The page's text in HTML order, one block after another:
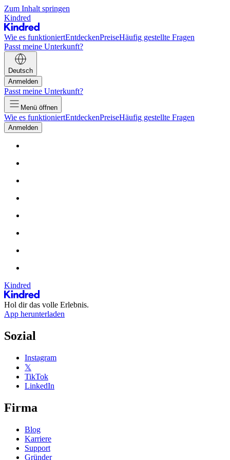
Zum Inhalt springen
Kindred
Wie es funktioniertEntdeckenPreiseHäufig gestellte Fragen
Passt meine Unterkunft?
Deutsch
Anmelden
Passt meine Unterkunft?
Menü öffnen
Wie es funktioniertEntdeckenPreiseHäufig gestellte Fragen
Anmelden
Kindred
Hol dir das volle Erlebnis.
App herunterladen
Sozial
Instagram
𝕏
TikTok
LinkedIn
Firma
Blog
Karriere
Support
Gründer